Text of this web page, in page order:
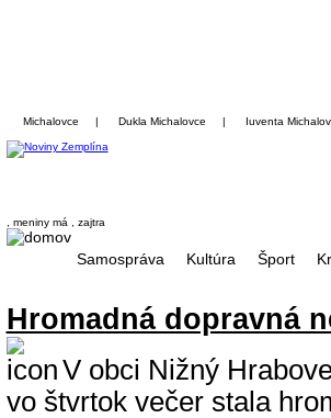
Michalovce | Dukla Michalovce | Iuventa
, meniny má , zajtra
Samospráva Kultúra Šport
Hromadná dopravná
V obci Nižný
vo štvrtok večer stala